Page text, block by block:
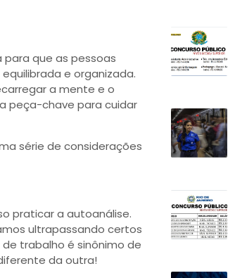
para que as pessoas
e organizada.
a mente e o
peça-chave para cuidar
série de considerações
praticar a autoanálise.
ultrapassando certos
trabalho é sinônimo de
da outra!